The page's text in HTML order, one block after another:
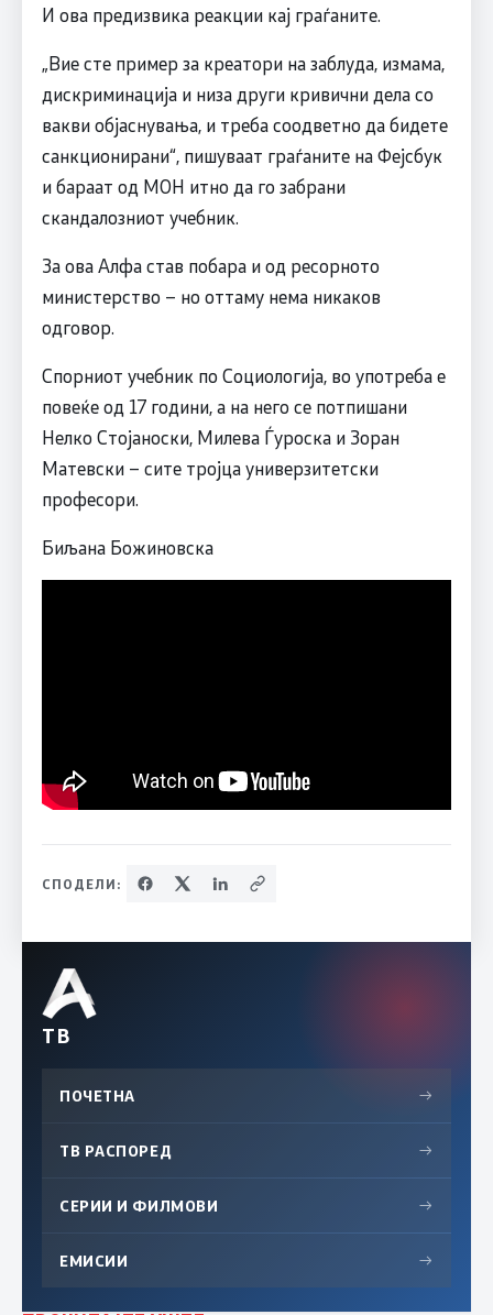
И ова предизвика реакции кај граѓаните.
„Вие сте пример за креатори на заблуда, измама,
дискриминација и низа други кривични дела со
вакви објаснувања, и треба соодветно да бидете
санкционирани“, пишуваат граѓаните на Фејсбук
и бараат од МОН итно да го забрани
скандалозниот учебник.
За ова Алфа став побара и од ресорното
министерство – но оттаму нема никаков
одговор.
Спорниот учебник по Социологија, во употреба е
повеќе од 17 години, а на него се потпишани
Нелко Стојаноски, Милева Ѓуроска и Зоран
Матевски – сите тројца универзитетски
професори.
Биљана Божиновска
СПОДЕЛИ:
ТВ
ПОЧЕТНА →
ТВ РАСПОРЕД →
СЕРИИ И ФИЛМОВИ →
ЕМИСИИ →